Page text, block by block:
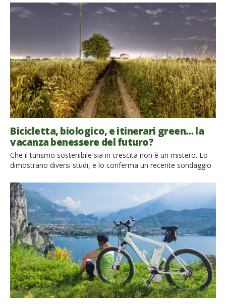
avere l’ansia del traffico, ci aiuta a tenerci in forma e a
valorizzare la natura attorno a noi. Si tratta proprio della
Bicicletta, biologico, e itinerari green… la
vacanza benessere del futuro?
Che il turismo sostenibile sia in crescita non è un mistero. Lo
dimostrano diversi studi, e lo conferma un recente sondaggio
Italia, Germania, Slovenia e Serbia. Dalle oltre 300 interviste
realizzate grazie al progetto europeo EcoDots (finanziato
dall’Unione Europea nell’ambito del Programma quadro per
l’imprenditorialità e […]